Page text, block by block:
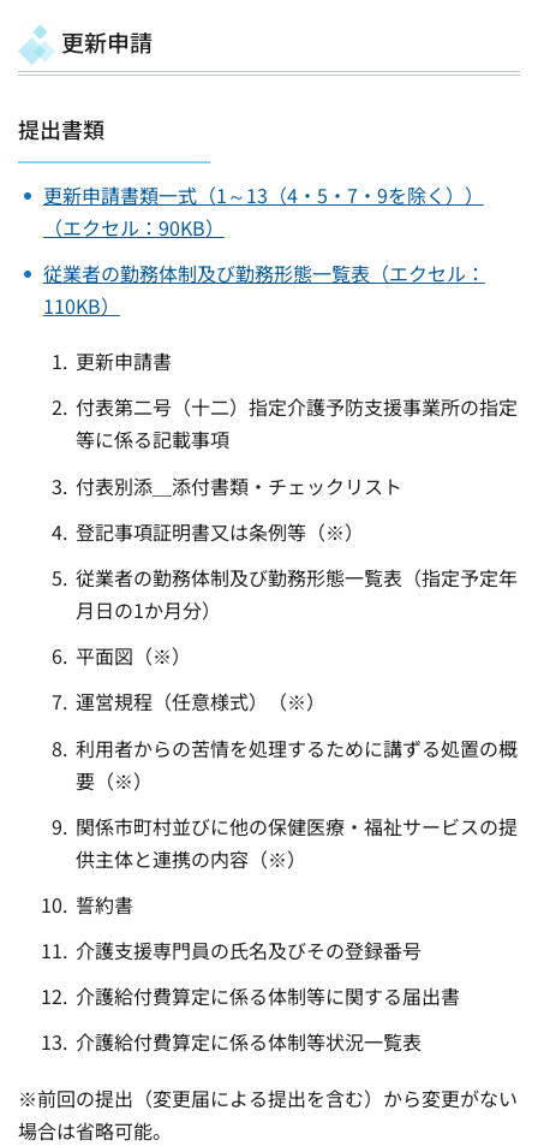
更新申請
提出書類
更新申請書類一式（1～13（4・5・7・9を除く））
（エクセル：90KB）
従業者の勤務体制及び勤務形態一覧表（エクセル：
110KB）
更新申請書
付表第二号（十二）指定介護予防支援事業所の指定
等に係る記載事項
付表別添＿添付書類・チェックリスト
登記事項証明書又は条例等（※）
従業者の勤務体制及び勤務形態一覧表（指定予定年
月日の1か月分）
平面図（※）
運営規程（任意様式）（※）
利用者からの苦情を処理するために講ずる処置の概
要（※）
関係市町村並びに他の保健医療・福祉サービスの提
供主体と連携の内容（※）
誓約書
介護支援専門員の氏名及びその登録番号
介護給付費算定に係る体制等に関する届出書
介護給付費算定に係る体制等状況一覧表
※前回の提出（変更届による提出を含む）から変更がない
場合は省略可能。